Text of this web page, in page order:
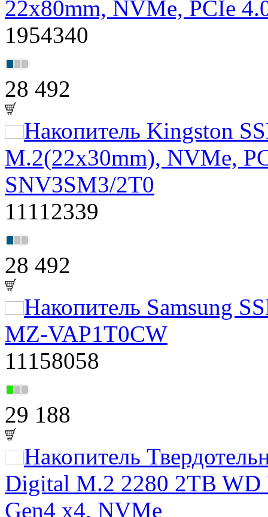
22x80mm, NVMe, PCIe
1954340
28 492
Накопитель Kingston
M.2(22x30mm), NVMe,
SNV3SM3/2T0
11112339
28 492
Накопитель Samsung
MZ-VAP1T0CW
11158058
29 188
Накопитель
Digital M.2 2280 2TB WD
Gen4 x4, NVMe